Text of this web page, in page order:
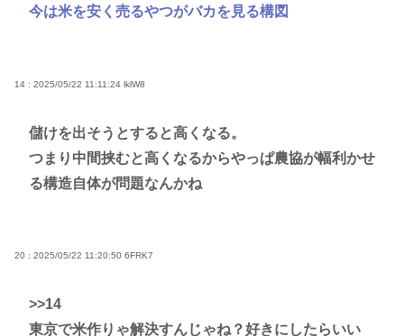
今は米を安く売るやつがバカを見る構図
14 : 2025/05/22 11:11:24 lklW8
儲けを出そうとすると高くなる。
つまり中間挟むと高くなるからやっぱ農協が幅利かせ
る構造自体が問題なんかね
20 : 2025/05/22 11:20:50 6FRK7
>>14
東京で米作りゃ解決すんじゃね？好きにしたらいい